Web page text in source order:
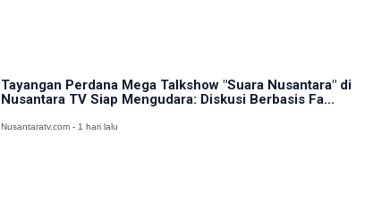
Tayangan Perdana Mega Talkshow "Suara Nusantara" di
Nusantara TV Siap Mengudara: Diskusi Berbasis Fa...
Nusantaratv.com - 1 hari lalu